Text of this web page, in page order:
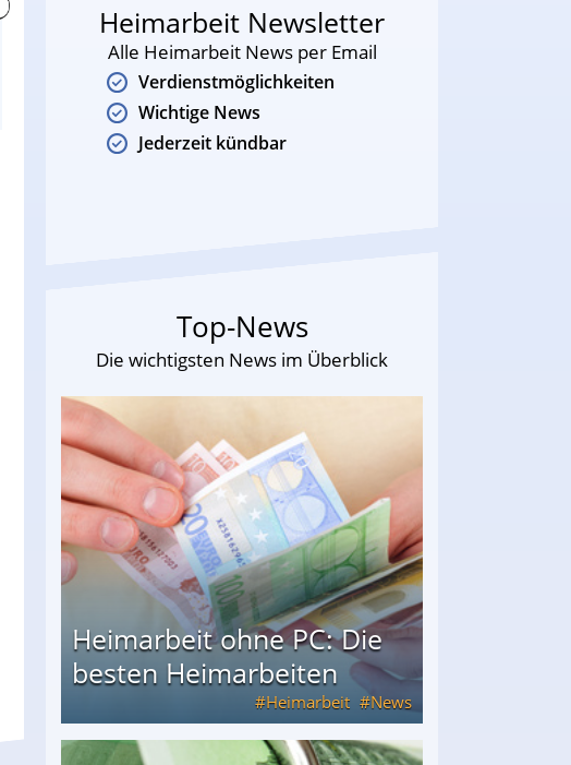
Heimarbeit Newsletter
Alle Heimarbeit News per Email
Verdienstmöglichkeiten
Wichtige News
Jederzeit kündbar
Top-News
Die wichtigsten News im Überblick
Heimarbeit ohne PC: Die
besten Heimarbeiten
Heimarbeit News